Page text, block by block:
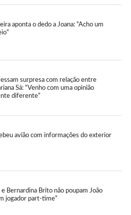
aponta o dedo a Joana: “Acho um
surpresa com relação entre
Sá: “Venho com uma opinião
diferente”
avião com informações do exterior
e Bernardina Brito não poupam João
jogador part-time”